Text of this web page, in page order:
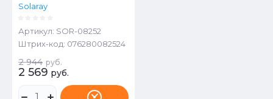
Solaray
Артикул: SOR-08252
Штрих-код: 076280082524
2 944 руб.
2 569 руб.